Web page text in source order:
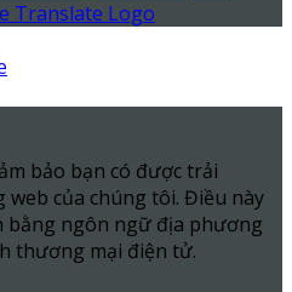
bảo bạn có được trải
của chúng tôi. Điều này
ngôn ngữ địa phương
thương mại điện tử.